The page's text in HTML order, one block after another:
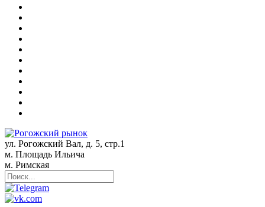
ул. Рогожский Вал, д. 5, стр.1
м. Площадь Ильича
м. Римская